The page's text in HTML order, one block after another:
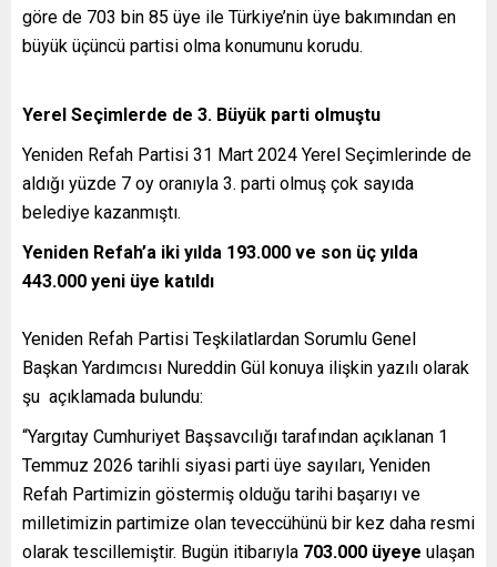
göre de 703 bin 85 üye ile Türkiye’nin üye bakımından en
büyük üçüncü partisi olma konumunu korudu.
Yerel Seçimlerde de 3. Büyük parti olmuştu
Yeniden Refah Partisi 31 Mart 2024 Yerel Seçimlerinde de
aldığı yüzde 7 oy oranıyla 3. parti olmuş çok sayıda
belediye kazanmıştı.
Yeniden Refah’a iki yılda 193.000 ve son üç yılda
443.000 yeni üye katıldı
Yeniden Refah Partisi Teşkilatlardan Sorumlu Genel
Başkan Yardımcısı Nureddin Gül konuya ilişkin yazılı olarak
şu açıklamada bulundu:
“Yargıtay Cumhuriyet Başsavcılığı tarafından açıklanan 1
Temmuz 2026 tarihli siyasi parti üye sayıları, Yeniden
Refah Partimizin göstermiş olduğu tarihi başarıyı ve
milletimizin partimize olan teveccühünü bir kez daha resmi
olarak tescillemiştir. Bugün itibarıyla 703.000 üyeye ulaşan